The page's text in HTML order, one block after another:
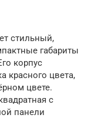
стильный,
габариты
корпус
красного цвета,
цвете.
с
панели